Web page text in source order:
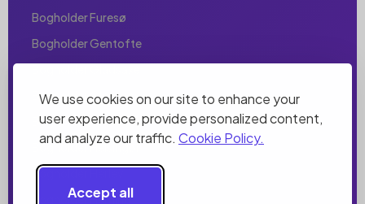
We use cookies on our site to enhance your
user experience, provide personalized content,
and analyze our traffic. Cookie Policy.
Accept all
Bogholder Furesø
Bogholder Gentofte
Bogholder Glostrup
Bogholder Greve
Bogholder Helsingør
Bogholder Herlev
Bogholder Herning